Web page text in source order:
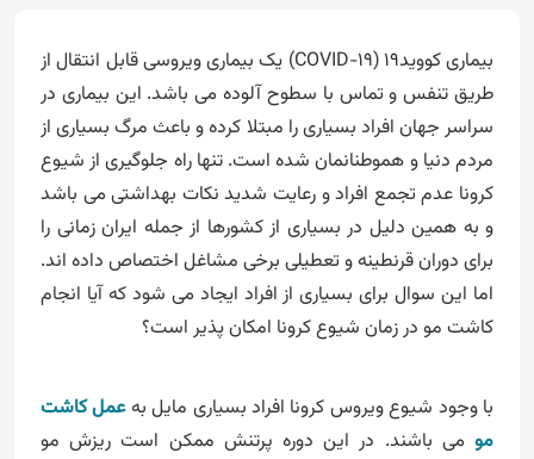
بیماری کووید19 (COVID-19) یک بیماری ویروسی قابل انتقال از
طریق تنفس و تماس با سطوح آلوده می باشد. این بیماری در
سراسر جهان افراد بسیاری را مبتلا کرده و باعث مرگ بسیاری از
مردم دنیا و هموطنانمان شده است. تنها راه جلوگیری از شیوع
کرونا عدم تجمع افراد و رعایت شدید نکات بهداشتی می باشد
و به همین دلیل در بسیاری از کشورها از جمله ایران زمانی را
برای دوران قرنطینه و تعطیلی برخی مشاغل اختصاص داده اند.
اما این سوال برای بسیاری از افراد ایجاد می شود که آیا انجام
کاشت مو در زمان شیوع کرونا امکان پذیر است؟
با وجود شیوع ویروس کرونا افراد بسیاری مایل بهعمل کاشت
مو می باشند. در این دوره پرتنش ممکن است ریزش مو